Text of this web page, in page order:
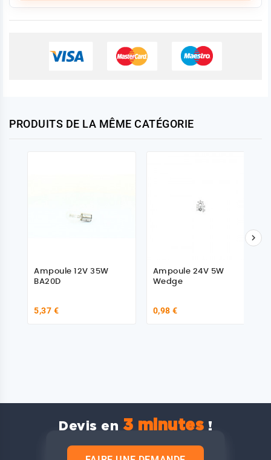
PRODUITS DE LA MÊME CATÉGORIE
Ampoule 12V 35W
BA20D
5,37 €
Ampoule 24V 5W
Wedge
0,98 €

Devis en 3 minutes !